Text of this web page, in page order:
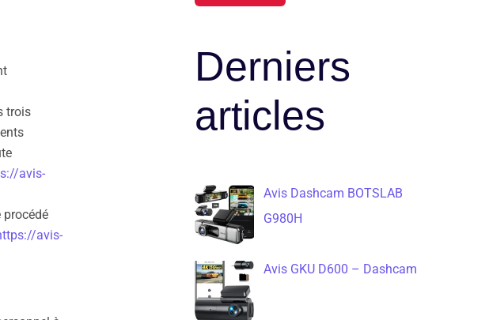
trois
avis-
avis-
Derniers
articles
Avis Dashcam BOTSLAB
G980H
Avis GKU D600 – Dashcam